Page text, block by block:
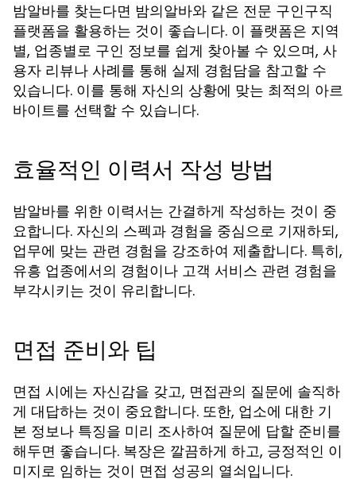
밤알바를 찾는다면 밤의알바와 같은 전문 구인구직
플랫폼을 활용하는 것이 좋습니다. 이 플랫폼은 지역
별, 업종별로 구인 정보를 쉽게 찾아볼 수 있으며, 사
용자 리뷰나 사례를 통해 실제 경험담을 참고할 수
있습니다. 이를 통해 자신의 상황에 맞는 최적의 아르
바이트를 선택할 수 있습니다.
효율적인 이력서 작성 방법
밤알바를 위한 이력서는 간결하게 작성하는 것이 중
요합니다. 자신의 스펙과 경험을 중심으로 기재하되,
업무에 맞는 관련 경험을 강조하여 제출합니다. 특히,
유흥 업종에서의 경험이나 고객 서비스 관련 경험을
부각시키는 것이 유리합니다.
면접 준비와 팁
면접 시에는 자신감을 갖고, 면접관의 질문에 솔직하
게 대답하는 것이 중요합니다. 또한, 업소에 대한 기
본 정보나 특징을 미리 조사하여 질문에 답할 준비를
해두면 좋습니다. 복장은 깔끔하게 하고, 긍정적인 이
미지로 임하는 것이 면접 성공의 열쇠입니다.